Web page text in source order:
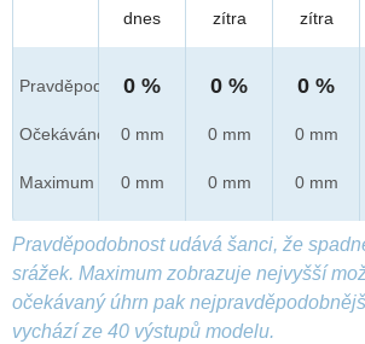
Pravděpod.
Očekáváno
Maximum
dnes
0 %
0 mm
0 mm
zítra
0 %
0 mm
0 mm
zítra
0 %
0 mm
0 mm
Pravděpodobnost udává šanci, že
srážek. Maximum zobrazuje nejvyšší
očekávaný úhrn pak
vychází ze 40 výstupů modelu.